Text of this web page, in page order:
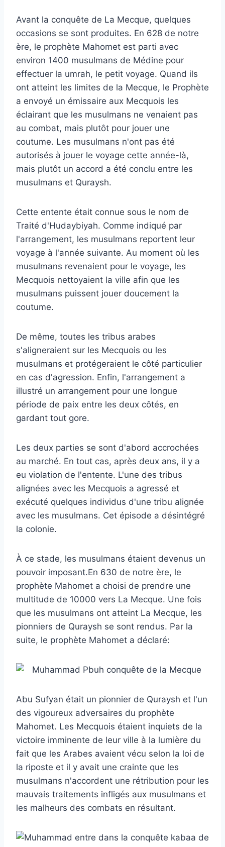
Avant la conquête de La Mecque, quelques
occasions se sont produites. En 628 de notre
ère, le prophète Mahomet est parti avec
environ 1400 musulmans de Médine pour
effectuer la umrah, le petit voyage. Quand ils
ont atteint les limites de la Mecque, le Prophète
a envoyé un émissaire aux Mecquois les
éclairant que les musulmans ne venaient pas
au combat, mais plutôt pour jouer une
coutume. Les musulmans n'ont pas été
autorisés à jouer le voyage cette année-là,
mais plutôt un accord a été conclu entre les
musulmans et Quraysh.
Cette entente était connue sous le nom de
Traité d'Hudaybiyah. Comme indiqué par
l'arrangement, les musulmans reportent leur
voyage à l'année suivante. Au moment où les
musulmans revenaient pour le voyage, les
Mecquois nettoyaient la ville afin que les
musulmans puissent jouer doucement la
coutume.
De même, toutes les tribus arabes
s'aligneraient sur les Mecquois ou les
musulmans et protégeraient le côté particulier
en cas d'agression. Enfin, l'arrangement a
illustré un arrangement pour une longue
période de paix entre les deux côtés, en
gardant tout gore.
Les deux parties se sont d'abord accrochées
au marché. En tout cas, après deux ans, il y a
eu violation de l'entente. L'une des tribus
alignées avec les Mecquois a agressé et
exécuté quelques individus d'une tribu alignée
avec les musulmans. Cet épisode a désintégré
la colonie.
À ce stade, les musulmans étaient devenus un
pouvoir imposant.En 630 de notre ère, le
prophète Mahomet a choisi de prendre une
multitude de 10000 vers La Mecque. Une fois
que les musulmans ont atteint La Mecque, les
pionniers de Quraysh se sont rendus. Par la
suite, le prophète Mahomet a déclaré:
Abu Sufyan était un pionnier de Quraysh et l'un
des vigoureux adversaires du prophète
Mahomet. Les Mecquois étaient inquiets de la
victoire imminente de leur ville à la lumière du
fait que les Arabes avaient vécu selon la loi de
la riposte et il y avait une crainte que les
musulmans n'accordent une rétribution pour les
mauvais traitements infligés aux musulmans et
les malheurs des combats en résultant.